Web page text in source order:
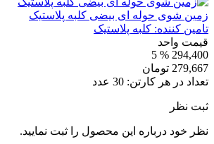
زمین شوی حوله ای بیضی کلبه پلاستیک
تامین کننده: کلبه پلاستیک
قیمت واحد
294,400
% 5
279,667 تومان
تعداد در هر کارتن: 30 عدد
ثبت نظر
نظر خود درباره این محصول را ثبت نمایید.